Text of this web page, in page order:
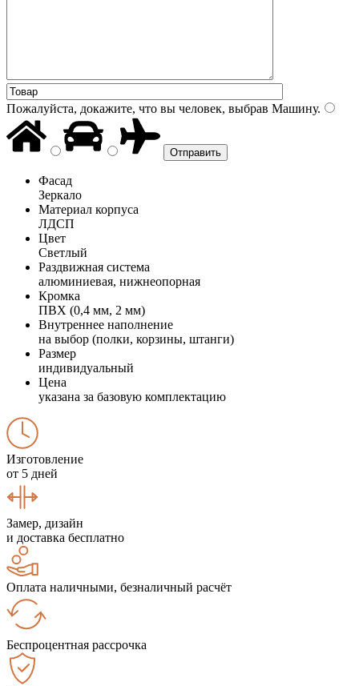
Пожалуйста, докажите, что вы человек, выбрав Машину.
Фасад
Зеркало
Материал корпуса
ЛДСП
Цвет
Светлый
Раздвижная система
алюминиевая, нижнеопорная
Кромка
ПВХ (0,4 мм, 2 мм)
Внутреннее наполнение
на выбор (полки, корзины, штанги)
Размер
индивидуальный
Цена
указана за базовую комплектацию
Изготовление
от 5 дней
Замер, дизайн
и доставка бесплатно
Оплата наличными, безналичный расчёт
Беспроцентная рассрочка